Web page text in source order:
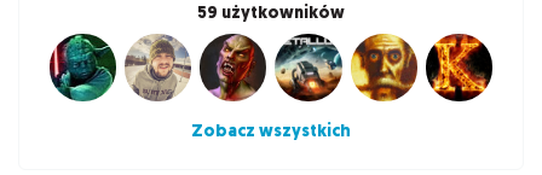
59 użytkowników
Zobacz wszystkich